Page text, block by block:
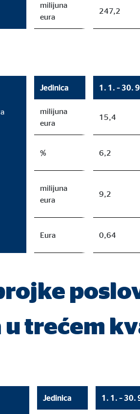
milijuna
eura
247,2
Jedinica 1. 1. – 30.
milijuna
eura
15,4
% 6,2
milijuna
eura
9,2
Eura 0,64
trećem
Jedinica 1. 1. – 30.